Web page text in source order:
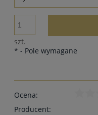
szt.
* - Pole wymagane
Ocena:
Producent: